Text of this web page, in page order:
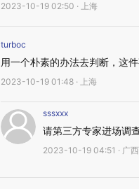
2023-10-19 02:50 · 上海
turboc
用一个朴素的办法去判断，这
2023-10-19 01:48 · 上海
sssxxx
请第三方专家进场调
2023-10-19 04:51 · 广西